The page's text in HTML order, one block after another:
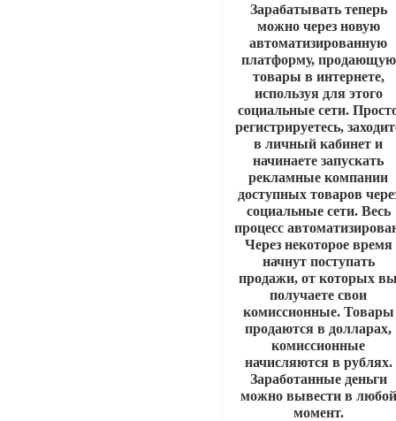
Зарабатывать теперь
можно через новую
автоматизированную
платформу, продающую
товары в интернете,
используя для этого
социальные сети.
регистрируетесь,
в личный кабинет и
начинаете запускать
рекламные компании
доступных товаров
социальные сети. Весь
процесс
Через некоторое время
начнут поступать
продажи, от которых
получаете свои
комиссионные. Товары
продаются в долларах,
комиссионные
начисляются в рублях.
Заработанные деньги
можно вывести в любой
момент.